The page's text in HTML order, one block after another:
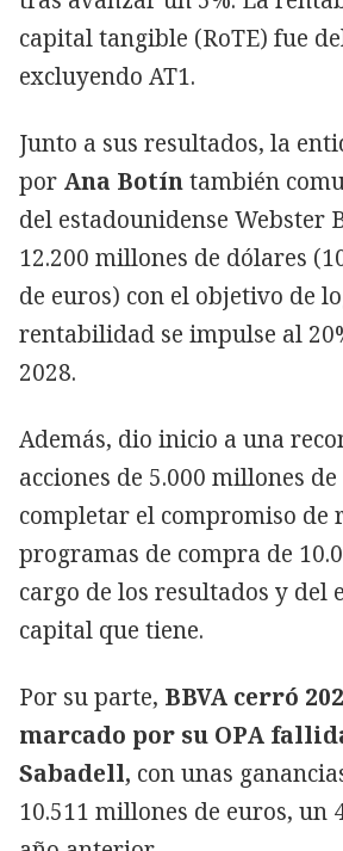
capital tangible (RoTE) fue
excluyendo AT1.
Junto a sus resultados, la
por Ana Botíntambién
del estadounidense Webster
12.200 millones de dólares
de euros) con el objetivo de
rentabilidad se impulse al
2028.
Además, dio inicio a una
acciones de 5.000 millones
completar el compromiso de
programas de compra de
cargo de los resultados y del
capital que tiene.
Por su parte, BBVA cerró
marcado por su OPA
Sabadell, con unas
10.511 millones de euros, un